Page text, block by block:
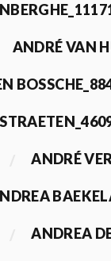
ANDRÉ VAN
ANDRÉ
ANDREA